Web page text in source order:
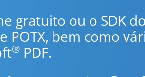
gratuito ou o SDK
POTX, bem como
® PDF.